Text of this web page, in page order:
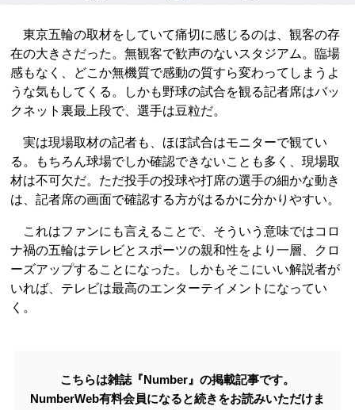
東京五輪の取材をしていて痛切に感じるのは、観客の存
在の大きさだった。無観客で歓声のないスタジアム。臨場
感もなく、どこか無機質で感動の質すら変わってしまうよ
うな気もしてくる。しかも野球の試合を観る記者席はバッ
クネット裏最上段で、選手は豆粒だ。
実は現場取材の記者も、ほぼ試合はモニターで観てい
る。もちろん球場でしか確認できないことも多く、現場取
材は不可欠だ。ただ投手の投球や打席の選手の細かな動き
は、記者席の画面で確認する方がはるかに分かりやすい。
これはファンにも言えることで、そういう意味ではコロ
ナ禍の五輪はテレビとスポーツの親和性をより一層、クロ
ーズアップすることになった。しかもそこにいい解説者が
いれば、テレビは最高のエンターテイメントになってい
く。
こちらは雑誌『Number』の掲載記事です。
NumberWeb有料会員になると続きをお読みいただけま